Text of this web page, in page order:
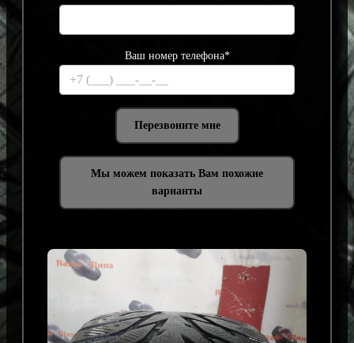
Ваш номер телефона*
Мы можем показать Вам похожие
варианты